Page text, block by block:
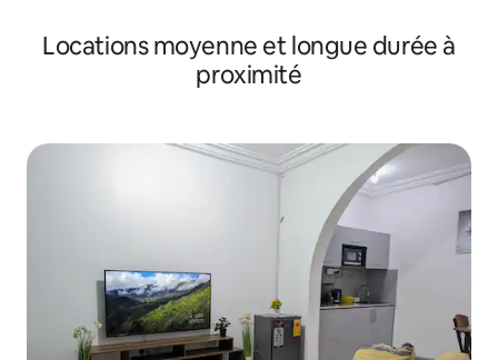
Locations moyenne et longue durée à
proximité